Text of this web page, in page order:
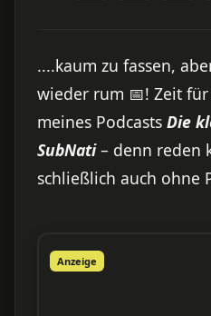
....kaum zu fassen,
wieder rum 📅! Zeit
meines Podcasts Die
SubNati– denn reden
schließlich auch ohne
Anzeige